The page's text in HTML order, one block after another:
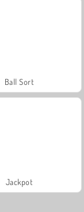
Ball Sort
Jackpot